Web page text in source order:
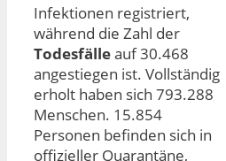
Infektionen registriert,
während die Zahl der
Todesfälleauf 30.468
angestiegen ist. Vollständig
erholt haben sich 793.288
Menschen. 15.854
Personen befinden sich in
offizieller Quarantäne,